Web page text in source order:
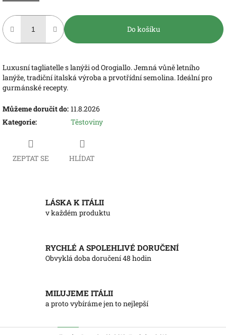
Do košíku
Luxusní tagliatelle s lanýži od Orogiallo. Jemná vůně letního
lanýže, tradiční italská výroba a prvotřídní semolina. Ideální pro
gurmánské recepty.
Můžeme doručit do: 11.8.2026
Kategorie: Těstoviny
ZEPTAT SE HLÍDAT
LÁSKA K ITÁLII
v každém produktu
RYCHLÉ A SPOLEHLIVÉ DORUČENÍ
Obvyklá doba doručení 48 hodin
MILUJEME ITÁLII
a proto vybíráme jen to nejlepší